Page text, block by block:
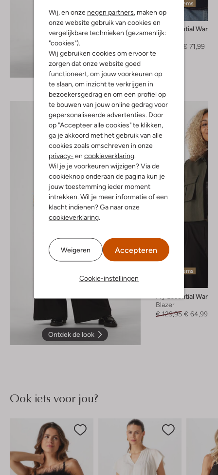
Wij, en onze negen partners, maken op
onze website gebruik van cookies en
vergelijkbare technieken (gezamenlijk:
"cookies").
Wij gebruiken cookies om ervoor te
zorgen dat onze website goed
functioneert, om jouw voorkeuren op
te slaan, om inzicht te verkrijgen in
bezoekersgedrag en om een profiel op
te bouwen van jouw online gedrag voor
gepersonaliseerde advertenties. Door
op "Accepteer alle cookies" te klikken,
ga je akkoord met het gebruik van alle
cookies zoals omschreven in onze
privacy- en cookieverklaring.
Wil je je voorkeuren wijzigen? Via de
cookieknop onderaan de pagina kun je
jouw toestemming ieder moment
intrekken. Wil je meer informatie of een
klacht indienen? Ga naar onze
cookieverklaring.
Weigeren Accepteren
Cookie-instellingen
Ontdek de look
Laatste items
-40%
My Essential
Blouse
€ 71,99
Ontdek de look
Laatste items
My Essential
Blazer
€ 129,95 € 64,99
Ook iets voor jou?